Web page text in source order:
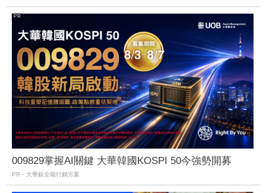
009829掌握AI關鍵 大華韓國KOSPI 50今強勢開募
PR・大華銀全能行銷方案